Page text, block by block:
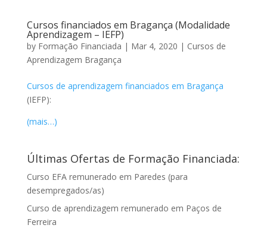
Cursos financiados em Bragança (Modalidade
Aprendizagem – IEFP)
by Formação Financiada | Mar 4, 2020 | Cursos de
Aprendizagem Bragança
Cursos de aprendizagem financiados em Bragança
(IEFP):
(mais…)
Últimas Ofertas de Formação Financiada:
Curso EFA remunerado em Paredes (para
desempregados/as)
Curso de aprendizagem remunerado em Paços de
Ferreira